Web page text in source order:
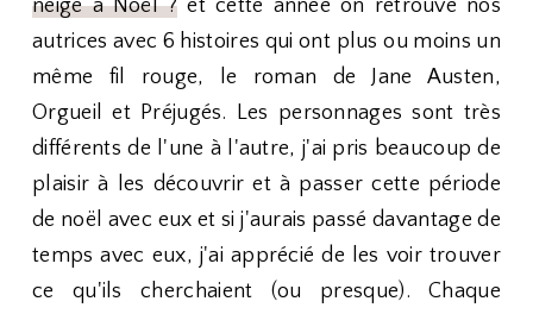
neige à Noël ? et cette année on retrouve nos
autrices avec 6 histoires qui ont plus ou moins un
même fil rouge, le roman de Jane Austen,
Orgueil et Préjugés. Les personnages sont très
différents de l'une à l'autre, j'ai pris beaucoup de
plaisir à les découvrir et à passer cette période
de noël avec eux et si j'aurais passé davantage de
temps avec eux, j'ai apprécié de les voir trouver
ce qu'ils cherchaient (ou presque). Chaque